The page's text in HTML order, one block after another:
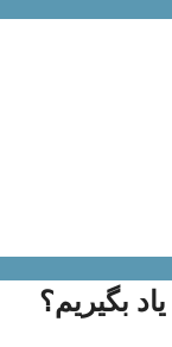
بگیریم؟